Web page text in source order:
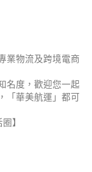
業物流及跨境電商
名度，歡迎您一起
「華美航運」都可
】